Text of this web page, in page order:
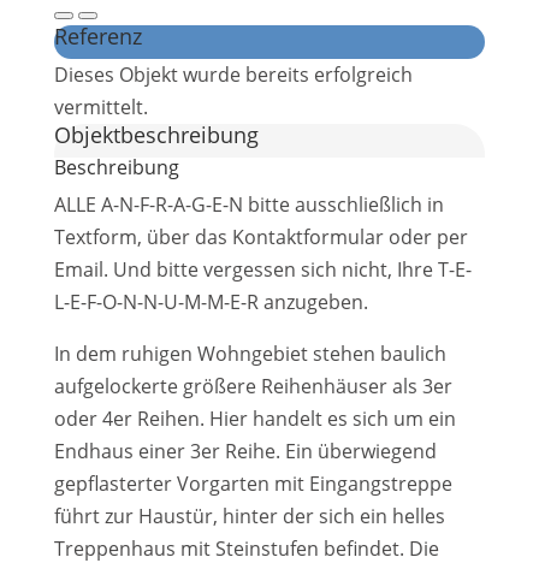
Referenz
Dieses Objekt wurde bereits erfolgreich
vermittelt.
Objekt­beschreibung
Beschreibung
ALLE A-N-F-R-A-G-E-N bitte ausschließlich in
Textform, über das Kontaktformular oder per
Email. Und bitte vergessen sich nicht, Ihre T-E-
L-E-F-O-N-N-U-M-M-E-R anzugeben.
In dem ruhigen Wohngebiet stehen baulich
aufgelockerte größere Reihenhäuser als 3er
oder 4er Reihen. Hier handelt es sich um ein
Endhaus einer 3er Reihe. Ein überwiegend
gepflasterter Vorgarten mit Eingangstreppe
führt zur Haustür, hinter der sich ein helles
Treppenhaus mit Steinstufen befindet. Die